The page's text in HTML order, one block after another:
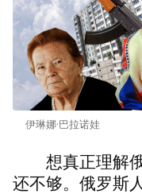
伊琳娜·巴拉诺娃
想真正理解俄
还不够。俄罗斯